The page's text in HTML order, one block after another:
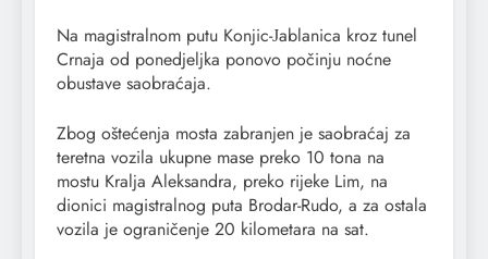
Na magistralnom putu Konjic-Јablanica kroz tunel
Crnaja od ponedjeljka ponovo počinju noćne
obustave saobraćaja.
Zbog oštećenja mosta zabranjen je saobraćaj za
teretna vozila ukupne mase preko 10 tona na
mostu Kralja Aleksandra, preko rijeke Lim, na
dionici magistralnog puta Brodar-Rudo, a za ostala
vozila je ograničenje 20 kilometara na sat.